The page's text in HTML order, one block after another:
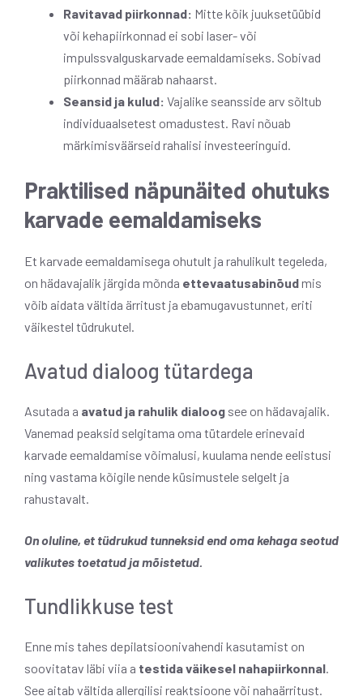
Ravitavad piirkonnad: Mitte kõik juuksetüübid
või kehapiirkonnad ei sobi laser- või
impulssvalguskarvade eemaldamiseks. Sobivad
piirkonnad määrab nahaarst.
Seansid ja kulud: Vajalike seansside arv sõltub
individuaalsetest omadustest. Ravi nõuab
märkimisväärseid rahalisi investeeringuid.
Praktilised näpunäited ohutuks
karvade eemaldamiseks
Et karvade eemaldamisega ohutult ja rahulikult tegeleda,
on hädavajalik järgida mõnda ettevaatusabinõudmis
võib aidata vältida ärritust ja ebamugavustunnet, eriti
väikestel tüdrukutel.
Avatud dialoog tütardega
Asutada a avatud ja rahulik dialoog see on hädavajalik.
Vanemad peaksid selgitama oma tütardele erinevaid
karvade eemaldamise võimalusi, kuulama nende eelistusi
ning vastama kõigile nende küsimustele selgelt ja
rahustavalt.
On oluline, et tüdrukud tunneksid end oma kehaga seotud
valikutes toetatud ja mõistetud.
Tundlikkuse test
Enne mis tahes depilatsioonivahendi kasutamist on
soovitatav läbi viia a testida väikesel nahapiirkonnal
See aitab vältida allergilisi reaktsioone või nahaärritust.